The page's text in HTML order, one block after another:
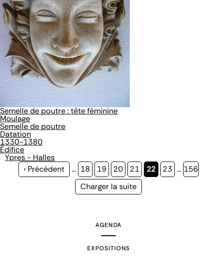
Semelle de poutre : tête féminine
Moulage
Semelle de poutre
Datation
1330-1380
Édifice
Ypres - Halles
Page
‹ Précédent … Page
18 Page
19 Page
20 Page
21
Page
22 Page
23 … Page
156
Page
Charger la suite
AGENDA
EXPOSITIONS